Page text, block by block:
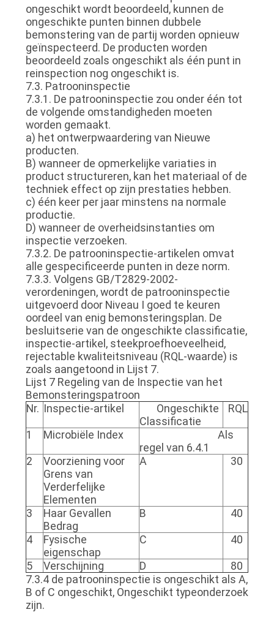
ongeschikt wordt beoordeeld, kunnen de
ongeschikte punten binnen dubbele
bemonstering van de partij worden opnieuw
geïnspecteerd. De producten worden
beoordeeld zoals ongeschikt als één punt in
reinspection nog ongeschikt is.
7.3. Patrooninspectie
7.3.1. De patrooninspectie zou onder één tot
de volgende omstandigheden moeten
worden gemaakt.
a) het ontwerpwaardering van Nieuwe
producten.
B) wanneer de opmerkelijke variaties in
product structureren, kan het materiaal of de
techniek effect op zijn prestaties hebben.
c) één keer per jaar minstens na normale
productie.
D) wanneer de overheidsinstanties om
inspectie verzoeken.
7.3.2. De patrooninspectie-artikelen omvat
alle gespecificeerde punten in deze norm.
7.3.3. Volgens GB/T2829-2002-
verordeningen, wordt de patrooninspectie
uitgevoerd door Niveau I goed te keuren
oordeel van enig bemonsteringsplan. De
besluitserie van de ongeschikte classificatie,
inspectie-artikel, steekproefhoeveelheid,
rejectable kwaliteitsniveau (RQL-waarde) is
zoals aangetoond in Lijst 7.
Lijst 7 Regeling van de Inspectie van het
Bemonsteringspatroon
Nr. Inspectie-artikel
Ongeschikte
Classificatie
RQL
1 Microbiële Index
Als
regel van 6.4.1
2
Voorziening voor
Grens van
Verderfelijke
Elementen
A 30
3
Haar Gevallen
Bedrag
B 40
4
Fysische
eigenschap
C 40
5 Verschijning D
80
7.3.4 de patrooninspectie is ongeschikt als A,
B of C ongeschikt, Ongeschikt typeonderzoek
zijn.